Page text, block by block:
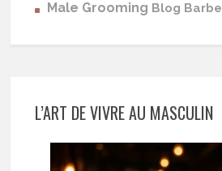
Male Grooming Blog Barbe
L’ART DE VIVRE AU MASCULIN